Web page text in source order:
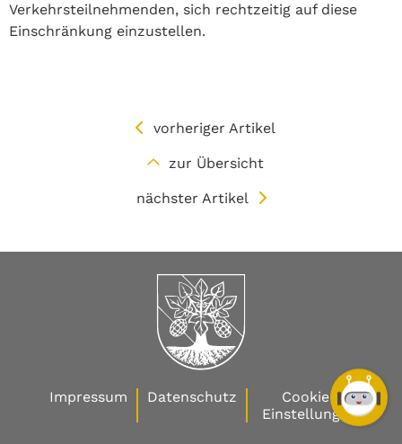
Verkehrsteilnehmenden, sich rechtzeitig auf diese
Einschränkung einzustellen.
vorheriger Artikel
zur Übersicht
nächster Artikel
Impressum Datenschutz
Cookie-
Einstellungen